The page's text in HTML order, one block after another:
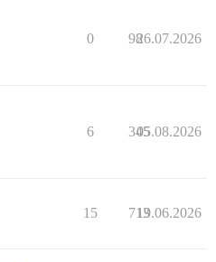
0 9826.07.2026
6 345
05.08.2026
15 713
19.06.2026